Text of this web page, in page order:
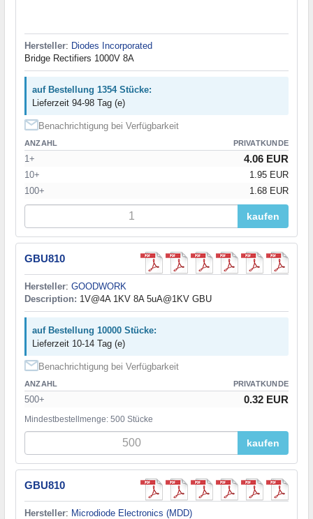
Hersteller: Diodes Incorporated
Bridge Rectifiers 1000V 8A
auf Bestellung 1354 Stücke:
Lieferzeit 94-98 Tag (e)
Benachrichtigung bei Verfügbarkeit
ANZAHL PRIVATKUNDE
1+ 4.06 EUR
10+
1.95 EUR
100+
1.68 EUR
kaufen
GBU810
Hersteller: GOODWORK
Description: 1V@4A 1KV 8A 5uA@1KV GBU
auf Bestellung 10000 Stücke:
Lieferzeit 10-14 Tag (e)
Benachrichtigung bei Verfügbarkeit
ANZAHL PRIVATKUNDE
500+ 0.32 EUR
Mindestbestellmenge: 500 Stücke
kaufen
GBU810
Hersteller: Microdiode Electronics (MDD)